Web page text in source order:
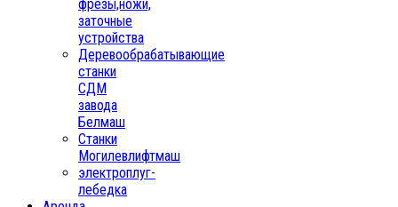
фрезы,ножи,
заточные
устройства
Деревообрабатывающие
станки
СДМ
завода
Белмаш
Станки
Могилевлифтмаш
электроплуг-
лебедка